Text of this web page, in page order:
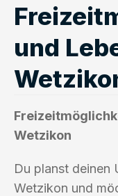
und
Wetzikon
Du planst deinen
Wetzikon und